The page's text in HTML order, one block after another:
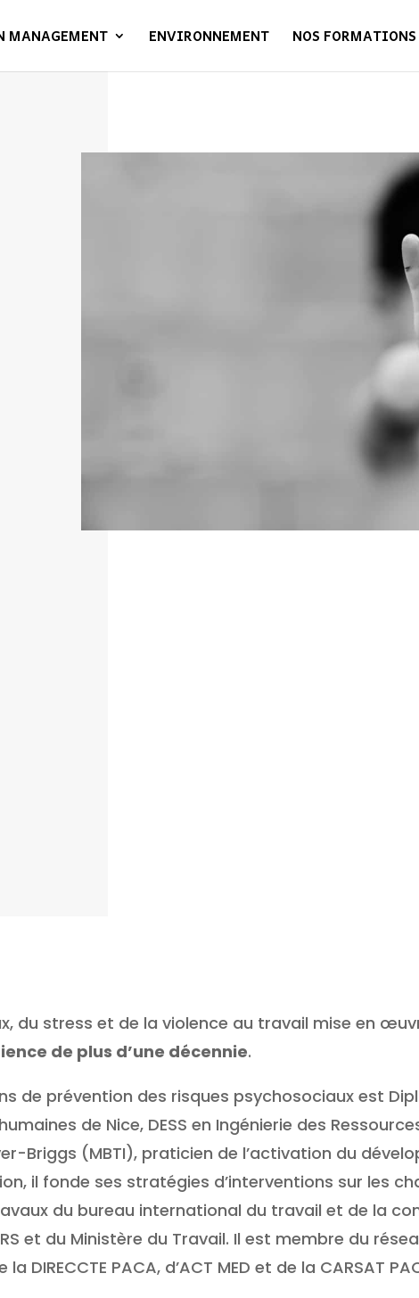
MANAGEMENT ENVIRONNEMENT NOS FORMATIONS
du stress et de la violence au travail mise en
de plus d’une décennie.
prévention des risques psychosociaux est
de Nice, DESS en Ingénierie des
Briggs (MBTI), praticien de l’activation du
il fonde ses stratégies d’interventions sur les
du bureau international du travail et de la
et du Ministère du Travail. Il est membre du
PACA, d’ACT MED et de la CARSAT